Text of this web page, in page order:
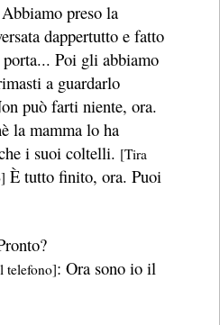
preso la
dappertutto e fatto
Poi gli abbiamo
a guardarlo
può farti niente, ora.
la mamma lo ha
i suoi coltelli. [Tira
È tutto finito, ora. Puoi
telefono]: Ora sono io il